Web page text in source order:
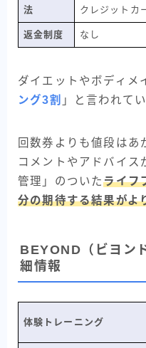
法
クレジットカ
返金制度 なし
ダイエットやボディメ
ング3割 」と言われてい
回数券よりも値段はあ
コメントやアドバイス
管理」のついたライフ
分の期待する結果がよ
BEYOND（ビヨン
細情報
体験トレーニング